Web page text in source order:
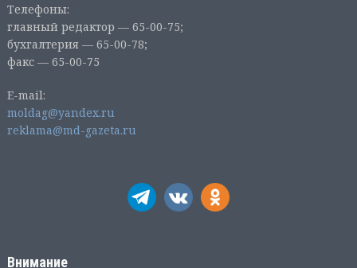
Телефоны:
главный редактор — 65-00-75;
бухгалтерия — 65-00-78;
факс — 65-00-75
E-mail:
moldag@yandex.ru
reklama@md-gazeta.ru
Внимание